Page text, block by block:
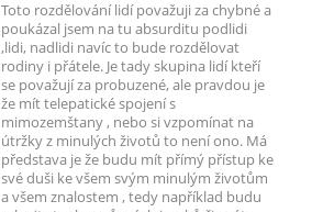
Toto rozdělování lidí považuji za chybné a
poukázal jsem na tu absurditu podlidi
,lidi, nadlidi navíc to bude rozdělovat
rodiny i přátele. Je tady skupina lidí kteří
se považují za probuzené, ale pravdou je
že mít telepatické spojení s
mimozemštany , nebo si vzpomínat na
útržky z minulých životů to není ono. Má
představa je že budu mít přímý přístup ke
své duši ke všem svým minulým životům
a všem znalostem , tedy například budu